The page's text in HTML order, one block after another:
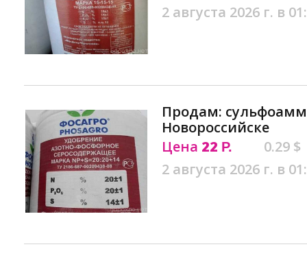
2 августа 2026 г. в
Продам:
Новороссийске
Цена 22 Р.
0.29 $
2 августа 2026 г. в